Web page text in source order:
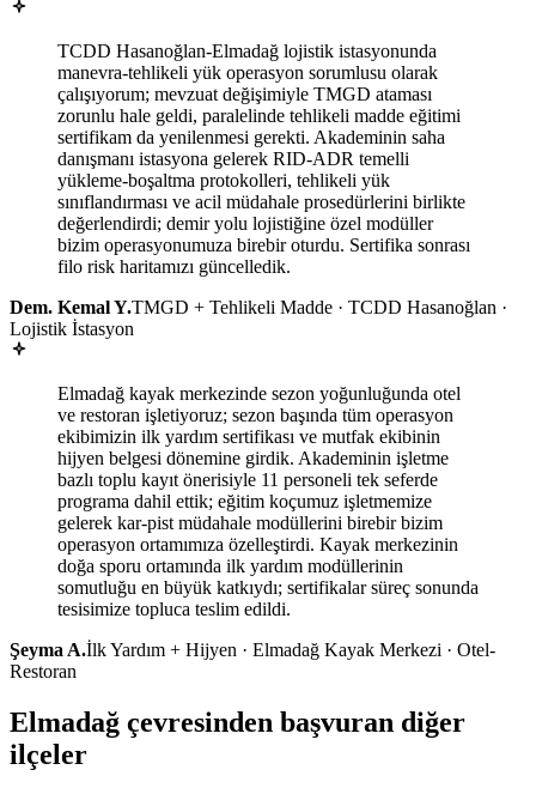
TCDD Hasanoğlan-Elmadağ lojistik istasyonunda
manevra-tehlikeli yük operasyon sorumlusu olarak
çalışıyorum; mevzuat değişimiyle TMGD ataması
zorunlu hale geldi, paralelinde tehlikeli madde eğitimi
sertifikam da yenilenmesi gerekti. Akademinin saha
danışmanı istasyona gelerek RID-ADR temelli
yükleme-boşaltma protokolleri, tehlikeli yük
sınıflandırması ve acil müdahale prosedürlerini birlikte
değerlendirdi; demir yolu lojistiğine özel modüller
bizim operasyonumuza birebir oturdu. Sertifika sonrası
filo risk haritamızı güncelledik.
Dem. Kemal Y.TMGD + Tehlikeli Madde · TCDD Hasanoğlan ·
Lojistik İstasyon
Elmadağ kayak merkezinde sezon yoğunluğunda otel
ve restoran işletiyoruz; sezon başında tüm operasyon
ekibimizin ilk yardım sertifikası ve mutfak ekibinin
hijyen belgesi dönemine girdik. Akademinin işletme
bazlı toplu kayıt önerisiyle 11 personeli tek seferde
programa dahil ettik; eğitim koçumuz işletmemize
gelerek kar-pist müdahale modüllerini birebir bizim
operasyon ortamımıza özelleştirdi. Kayak merkezinin
doğa sporu ortamında ilk yardım modüllerinin
somutluğu en büyük katkıydı; sertifikalar süreç sonunda
tesisimize topluca teslim edildi.
Şeyma A.İlk Yardım + Hijyen · Elmadağ Kayak Merkezi · Otel-
Restoran
Elmadağ çevresinden başvuran diğer
ilçeler